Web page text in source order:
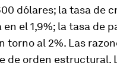
dólares; la tasa de
el 1,9%; la tasa de
torno al 2%. Las
de orden estructural.